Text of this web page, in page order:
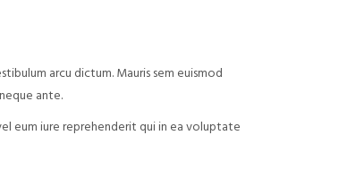
arcu dictum. Mauris sem euismod
ante.
eum iure reprehenderit qui in ea voluptate